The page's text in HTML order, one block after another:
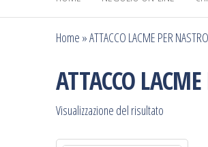
Home »ATTACCO LACME PER
ATTACCO
Visualizzazione del risultato